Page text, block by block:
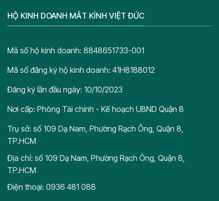
HỘ KINH DOANH MẮT KÍNH VIỆT ĐỨC
Mã số hộ kinh doanh: 8848651733-001
Mã số đăng ký hộ kinh doanh: 41H8188012
Đăng ký lần đầu ngày: 10/10/2023
Nơi cấp: Phòng Tài chính - Kế hoạch UBND Quận 8
Trụ sở: số 109 Dạ Nam, Phường Rạch Ông, Quận 8,
TP.HCM
Địa chỉ: số 109 Dạ Nam, Phường Rạch Ông, Quận 8,
TP.HCM
Điện thoại: 0936 481 088